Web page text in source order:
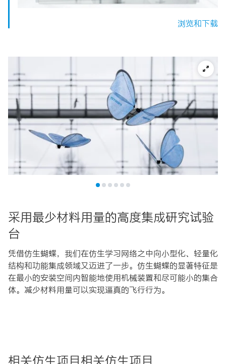
浏览和下载
采用最少材料用量的高度集成研究试验
台
凭借仿生蝴蝶，我们在仿生学习网络之中向小型化、轻量化
结构和功能集成领域又迈进了一步。仿生蝴蝶的显著特征是
在最小的安装空间内智能地使用机械装置和尽可能小的集合
体。减少材料用量可以实现逼真的飞行行为。
相关仿生项目相关仿生项目